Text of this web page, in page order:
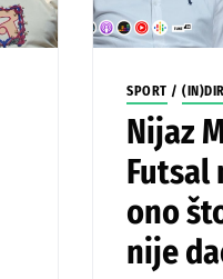
SPORT /
Nijaz
Futsal
ono
nije